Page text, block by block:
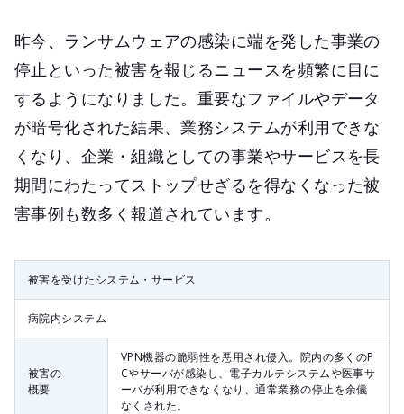
昨今、ランサムウェアの感染に端を発した事業の
停止といった被害を報じるニュースを頻繁に目に
するようになりました。重要なファイルやデータ
が暗号化された結果、業務システムが利用できな
くなり、企業・組織としての事業やサービスを長
期間にわたってストップせざるを得なくなった被
害事例も数多く報道されています。
被害を受けたシステム・サービス
病院内システム
被害の
概要
VPN機器の脆弱性を悪用され侵入。院内の多くのP
Cやサーバが感染し、電子カルテシステムや医事サ
ーバが利用できなくなり、通常業務の停止を余儀
なくされた。